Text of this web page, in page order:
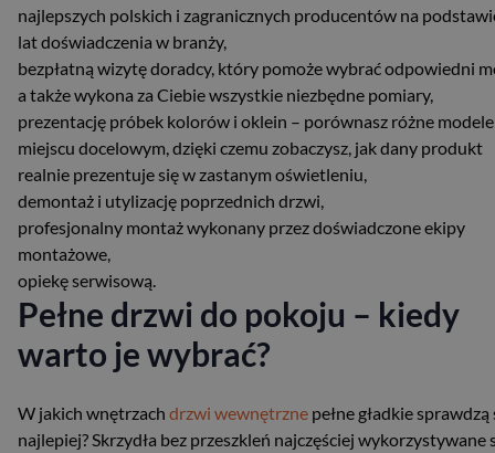
najlepszych polskich i zagranicznych producentów na
lat doświadczenia w branży,
bezpłatną wizytę doradcy, który pomoże wybrać odpowiedni
a także wykona za Ciebie wszystkie niezbędne pomiary,
prezentację próbek kolorów i oklein – porównasz różne
miejscu docelowym, dzięki czemu zobaczysz, jak dany produkt
realnie prezentuje się w zastanym oświetleniu,
demontaż i utylizację poprzednich drzwi,
profesjonalny montaż wykonany przez doświadczone ekipy
montażowe,
opiekę serwisową.
Pełne drzwi do pokoju – kiedy
warto je wybrać?
W jakich wnętrzach drzwi wewnętrzne pełne gładkie sprawdzą
najlepiej? Skrzydła bez przeszkleń najczęściej wykorzystywane